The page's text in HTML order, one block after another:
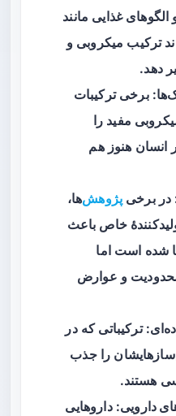
غذایی مانند
ترکیب میکروبی و
دهد.
: برخی ترکیبات
مفید را
انسان هنوز هم
در برخی پژوهش‌ها،
خاص باعث
شده است اما
و عوارض
: ترکیباتی که در
را جذب
هستند.
دارویی: داروهایی